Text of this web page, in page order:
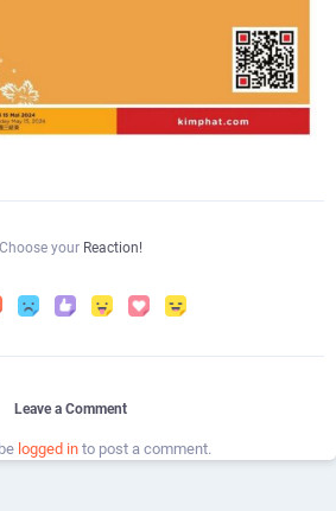
Choose your Reaction!
Leave a Comment
logged into post a comment.